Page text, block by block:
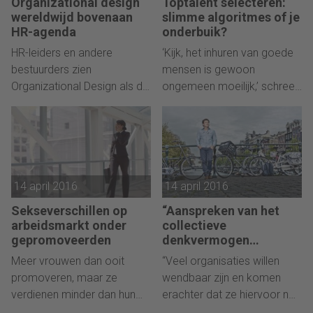
wereldwijd bovenaan
HR-agenda
HR-leiders en andere
bestuurders zien
Organizational Design als de
belangrijkste HR-uitdaging
de komende tijd, gevolgd
door leiderschap en cultuur.
Dit blijkt uit Global Human
Capital Trends 2016, het
jaarlijkse HR-
trendsonderzoek van
Deloitte onder leiding van
HR-goeroe Josh Bersin.
slimme algoritmes of je
onderbuik?
‘Kijk, het inhuren van goede
mensen is gewoon
ongemeen moeilijk,’ schreef
wat te doen als je de
verkeerde aanneemt?
14 april 2016
Sekseverschillen op
arbeidsmarkt onder
gepromoveerden
Meer vrouwen dan ooit
promoveren, maar ze
verdienen minder dan hun
14 april 2016
“Aanspreken van het
collectieve
denkvermogen
essentieel voor een
wendbare organisatie”
“Veel organisaties willen
wendbaar zijn en komen
erachter dat ze hiervoor nog